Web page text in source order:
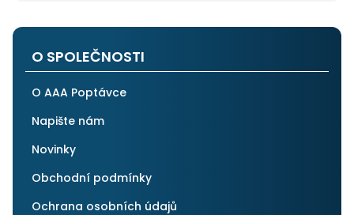
po všech stránkách plně spolehnout.
O SPOLEČNOSTI
O AAA Poptávce
Napište nám
Novinky
Obchodní podmínky
Ochrana osobních údajů